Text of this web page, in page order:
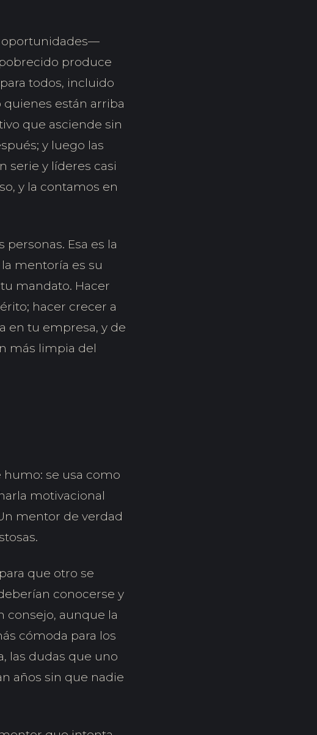
oportunidades—
produce
todos, incluido
están arriba
que asciende sin
y luego las
serie y líderes casi
y la contamos en
Esa es la
mentoría es su
mandato. Hacer
hacer crecer a
en tu empresa, y de
más limpia del
humo: se usa como
motivacional
mentor de verdad
que otro se
conocerse y
consejo, aunque la
cómoda para los
las dudas que uno
años sin que nadie